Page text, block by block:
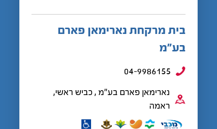
בית מרקחת נארימאן פארם
בע”מ
04-9986155
נארימאן פארם בע"מ , כביש ראשי,
ראמה